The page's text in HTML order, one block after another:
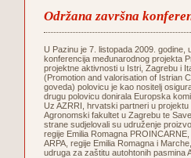
Održana završna
U Pazinu je 7. listopada 2009.
konferencija međunarodnog projekta
projektne aktivnosti u Istri, Zagrebu i
(Promotion and valorisation of Istrian
goveda) polovicu je kao nositelj
drugu polovicu donirala Europska
Uz AZRRI, hrvatski partneri u
Agronomski fakultet u Zagrebu te
strane sudjelovali su udruženje
regije Emilia Romagna
ARPA, regije Emilia Romagna i
udruga za zaštitu autohtonih pasmina